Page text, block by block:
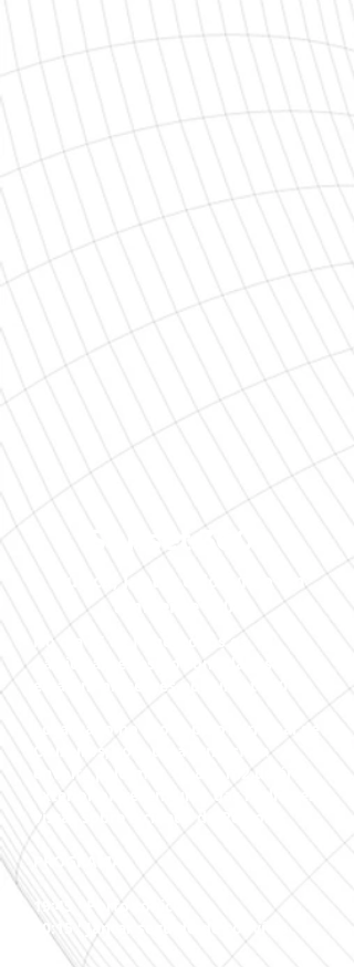
Música, Jantar e Convívio em
No dia 15 de Julho, todos os
participantes estão convidados a
Localizado no rooftop do Terminal de
Cruzeiros, com uma atmosfera
envolta pelo mar, os 870 m2 de área
exterior oferecem uma das melhores
19:45 ' Porto tónico
20:15 ' Jantar seguido de convívio